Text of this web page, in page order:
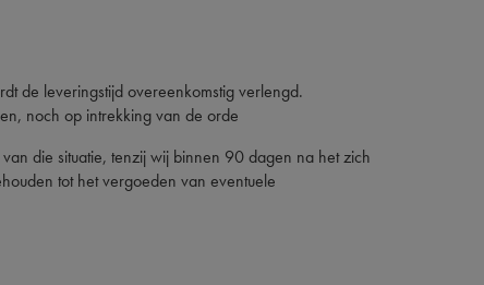
de leveringstijd overeenkomstig verlengd.
noch op intrekking van de orde
die situatie, tenzij wij binnen 90 dagen na het zich
tot het vergoeden van eventuele